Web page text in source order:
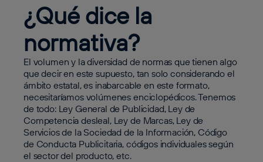
¿Qué dice la
normativa?
El volumen y la diversidad de normas que tienen algo
que decir en este supuesto, tan solo considerando el
ámbito estatal, es inabarcable en este formato,
necesitaríamos volúmenes enciclopédicos. Tenemos
de todo: Ley General de Publicidad, Ley de
Competencia desleal, Ley de Marcas, Ley de
Servicios de la Sociedad de la Información, Código
de Conducta Publicitaria, códigos individuales según
el sector del producto, etc.